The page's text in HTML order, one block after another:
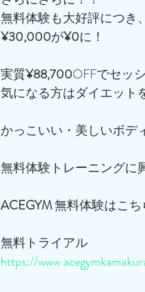
無料体験も大好評につき
¥30,000が¥0に！
実質¥88,700OFFでセッ
気になる方はダイエット
かっこいい・美しいボデ
無料体験トレーニングに
ACEGYM 無料体験はこち
無料トライアル
https://